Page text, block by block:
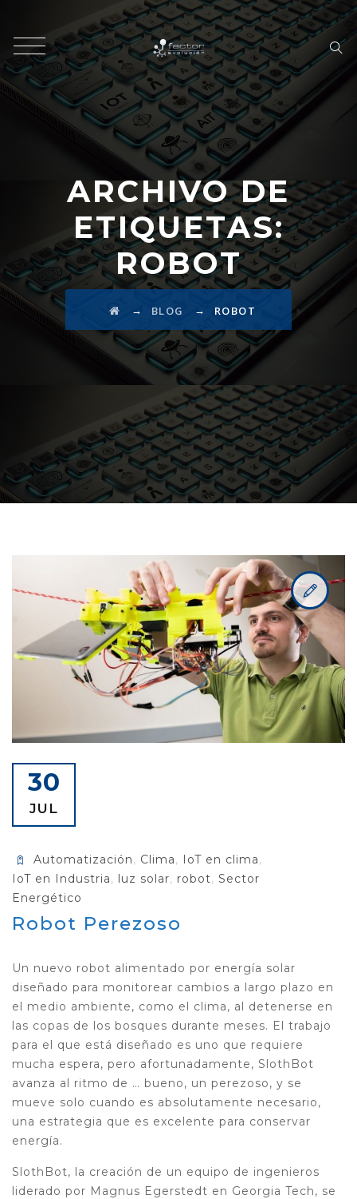
ARCHIVO DE
ETIQUETAS:
ROBOT
→ BLOG → ROBOT
30
JUL
Automatización, Clima, IoT en clima,
IoT en Industria, luz solar, robot, Sector
Energético
Robot Perezoso
Un nuevo robot alimentado por energía solar
diseñado para monitorear cambios a largo plazo en
el medio ambiente, como el clima, al detenerse en
las copas de los bosques durante meses. El trabajo
para el que está diseñado es uno que requiere
mucha espera, pero afortunadamente, SlothBot
avanza al ritmo de … bueno, un perezoso, y se
mueve solo cuando es absolutamente necesario,
una estrategia que es excelente para conservar
energía.
SlothBot, la creación de un equipo de ingenieros
liderado por Magnus Egerstedt en Georgia Tech, se